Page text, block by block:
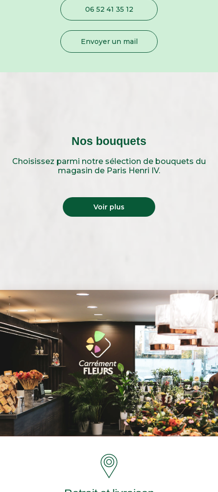
06 52 41 35 12
Envoyer un mail
Nos bouquets
Choisissez parmi notre sélection de bouquets du
magasin de Paris Henri IV.
Voir plus